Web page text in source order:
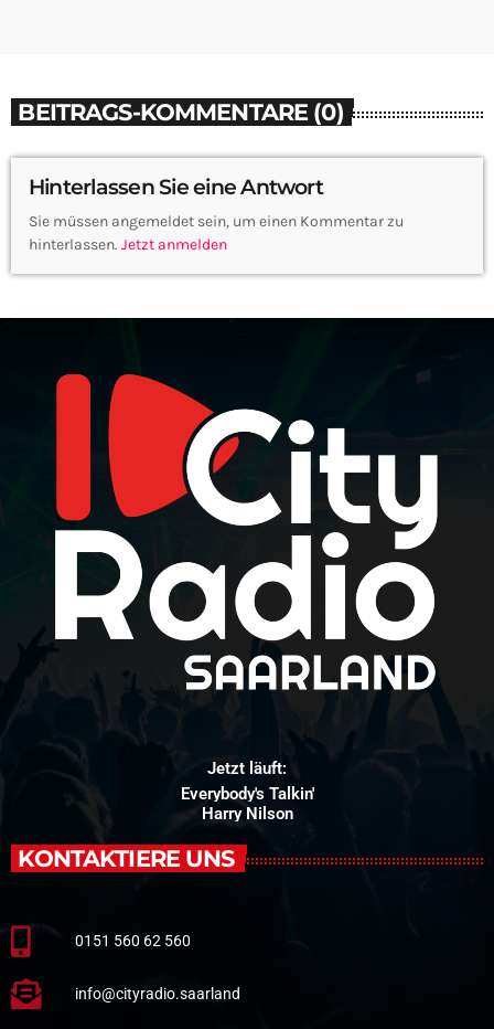
BEITRAGS-KOMMENTARE (0)
Hinterlassen Sie eine Antwort
Sie müssen angemeldet sein, um einen Kommentar zu
hinterlassen. Jetzt anmelden
Jetzt läuft:
Everybody's Talkin'
Harry Nilson
KONTAKTIERE UNS
0151 560 62 560
info@cityradio.saarland